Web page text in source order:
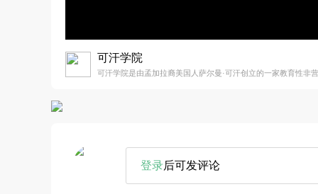
可汗学院
可汗学院是由孟加拉裔美国人萨尔曼·可汗创立的一家教育性非营
登录后可发评论